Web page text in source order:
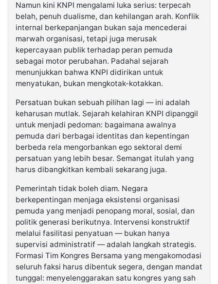
Namun kini KNPI mengalami luka serius: terpecah
belah, penuh dualisme, dan kehilangan arah. Konflik
internal berkepanjangan bukan saja mencederai
marwah organisasi, tetapi juga merusak
kepercayaan publik terhadap peran pemuda
sebagai motor perubahan. Padahal sejarah
menunjukkan bahwa KNPI didirikan untuk
menyatukan, bukan mengkotak-kotakkan.
Persatuan bukan sebuah pilihan lagi — ini adalah
keharusan mutlak. Sejarah kelahiran KNPI dipanggil
untuk menjadi pedoman: bagaimana awalnya
pemuda dari berbagai identitas dan kepentingan
berbeda rela mengorbankan ego sektoral demi
persatuan yang lebih besar. Semangat itulah yang
harus dibangkitkan kembali sekarang juga.
Pemerintah tidak boleh diam. Negara
berkepentingan menjaga eksistensi organisasi
pemuda yang menjadi penopang moral, sosial, dan
politik generasi berikutnya. Intervensi konstruktif
melalui fasilitasi penyatuan — bukan hanya
supervisi administratif — adalah langkah strategis.
Formasi Tim Kongres Bersama yang mengakomodasi
seluruh faksi harus dibentuk segera, dengan mandat
tunggal: menyelenggarakan satu kongres yang sah